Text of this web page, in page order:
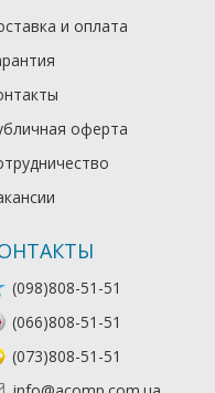
и оплата
оферта
(098)808-51-51
(066)808-51-51
(073)808-51-51